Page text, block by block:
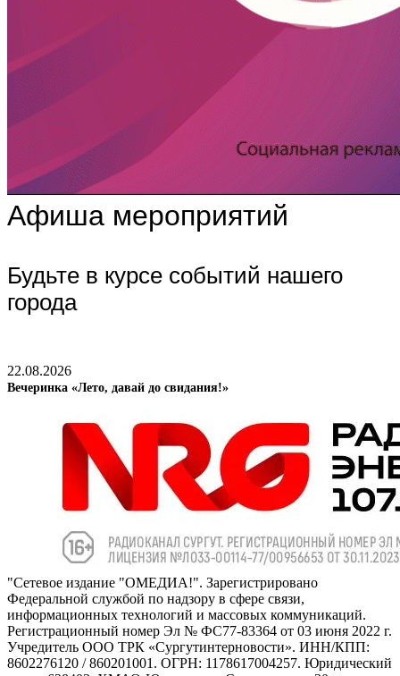
Афиша мероприятий
Будьте в курсе событий нашего
города
22.08.2026
Вечеринка «Лето, давай до свидания!»
"Сетевое издание "ОМЕДИА!". Зарегистрировано
Федеральной службой по надзору в сфере связи,
информационных технологий и массовых коммуникаций.
Регистрационный номер Эл № ФС77-83364 от 03 июня 2022 г.
Учредитель ООО ТРК «Сургутинтерновости». ИНН/КПП:
8602276120 / 860201001. ОГРН: 1178617004257. Юридический